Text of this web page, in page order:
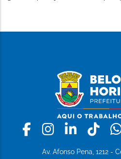
Facebook
Instagram
Av. Afonso Pena, 1212 -